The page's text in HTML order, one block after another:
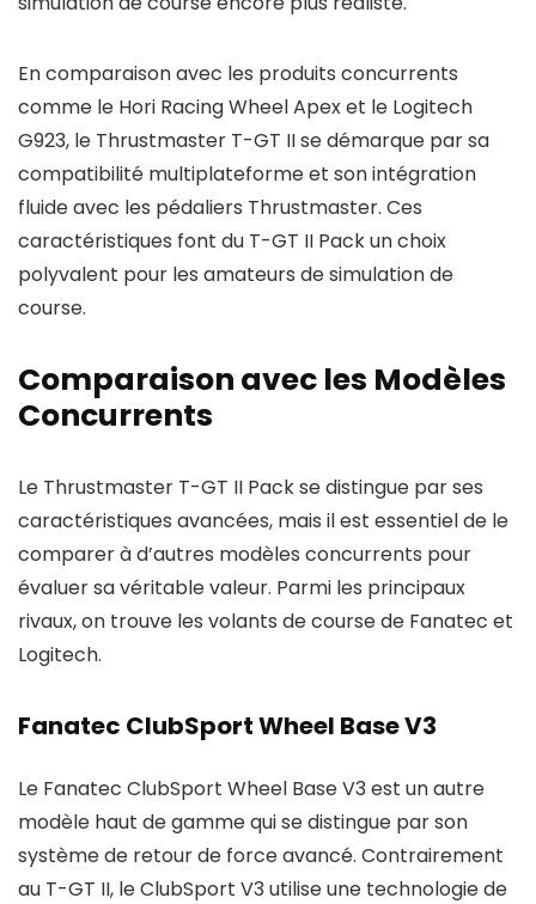
En comparaison avec les produits concurrents
comme le Hori Racing Wheel Apex et le Logitech
G923, le Thrustmaster T-GT II se démarque par sa
compatibilité multiplateforme et son intégration
fluide avec les pédaliers Thrustmaster. Ces
caractéristiques font du T-GT II Pack un choix
polyvalent pour les amateurs de simulation de
course.
Comparaison avec les Modèles
Concurrents
Le Thrustmaster T-GT II Pack se distingue par ses
caractéristiques avancées, mais il est essentiel de le
comparer à d’autres modèles concurrents pour
évaluer sa véritable valeur. Parmi les principaux
rivaux, on trouve les volants de course de Fanatec et
Logitech.
Fanatec ClubSport Wheel Base V3
Le Fanatec ClubSport Wheel Base V3 est un autre
modèle haut de gamme qui se distingue par son
système de retour de force avancé. Contrairement
au T-GT II, le ClubSport V3 utilise une technologie de